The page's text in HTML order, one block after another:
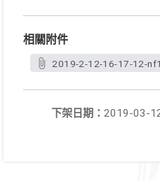
相關附件
2019-2-12-16-17-12-
下架日期： 2019-03-